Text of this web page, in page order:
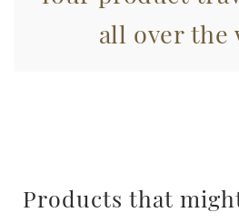
all over the
Products that